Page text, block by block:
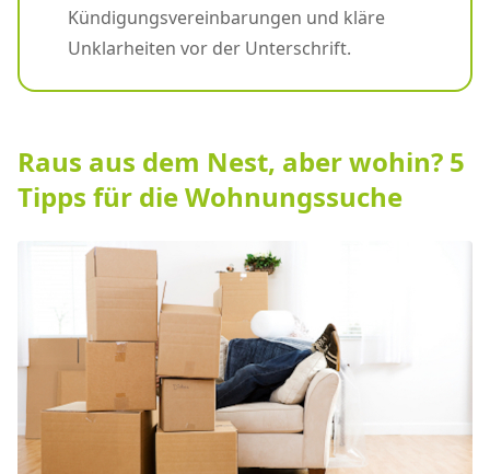
Kündigungsvereinbarungen und kläre
Unklarheiten vor der Unterschrift.
Raus aus dem Nest, aber wohin? 5
Tipps für die Wohnungssuche